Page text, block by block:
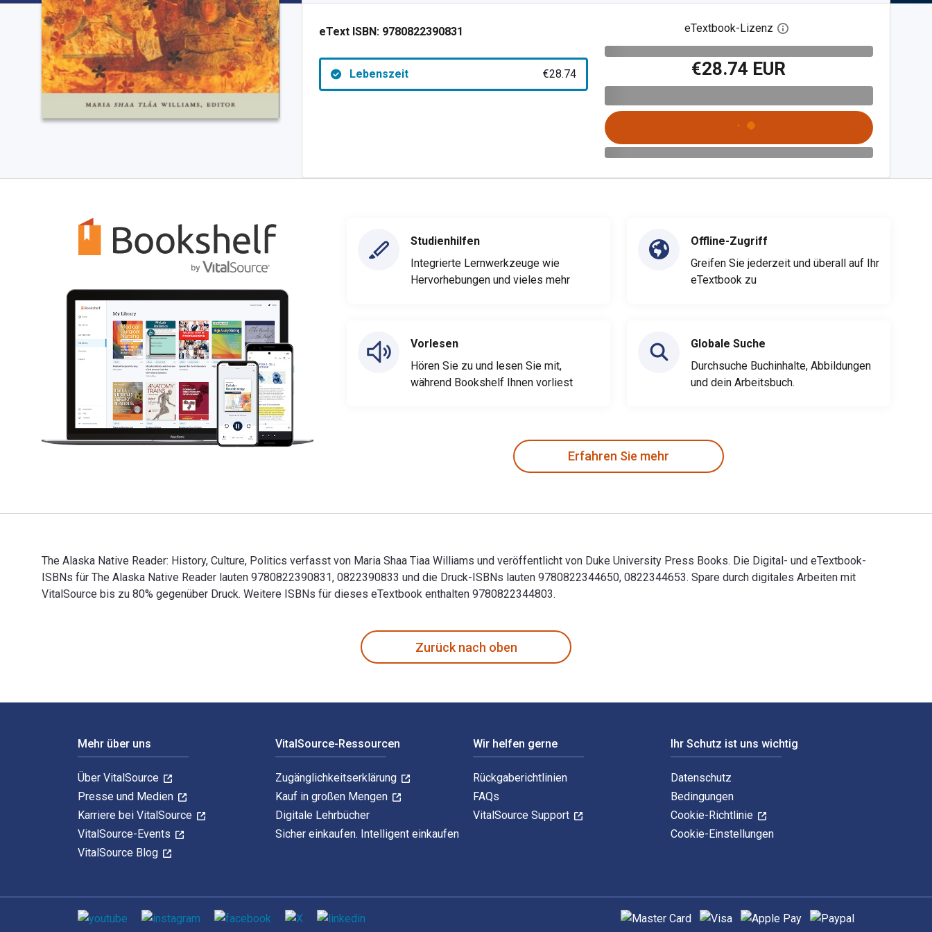
eText ISBN: 9780822390831
Lebenszeit €28.74
eTextbook-Lizenz Digitalen Lizenzdialog öffnen
€28.74 EUR
Studienhilfen
Integrierte Lernwerkzeuge wie
Hervorhebungen und vieles mehr
Vorlesen
Hören Sie zu und lesen Sie mit,
während Bookshelf Ihnen vorliest
Offline-Zugriff
Greifen Sie jederzeit und überall auf Ihr
eTextbook zu
Globale Suche
Durchsuche Buchinhalte, Abbildungen
und dein Arbeitsbuch.
Erfahren Sie mehr
The Alaska Native Reader: History, Culture, Politics verfasst von Maria Shaa Tiaa Williams und veröffentlicht von Duke University Press Books. Die Digital- und eTextbook-
ISBNs für The Alaska Native Reader lauten 9780822390831, 0822390833 und die Druck-ISBNs lauten 9780822344650, 0822344653. Spare durch digitales Arbeiten mit
VitalSource bis zu 80% gegenüber Druck. Weitere ISBNs für dieses eTextbook enthalten 9780822344803.
Zurück nach oben
Mehr über uns
Über VitalSource
Presse und Medien
Karriere bei VitalSource
VitalSource-Events
VitalSource Blog
VitalSource-Ressourcen
Zugänglichkeitserklärung
Kauf in großen Mengen
Digitale Lehrbücher
Sicher einkaufen. Intelligent einkaufen
Wir helfen gerne
Rückgaberichtlinien
FAQs
VitalSource Support
Ihr Schutz ist uns wichtig
Datenschutz
Bedingungen
Cookie-Richtlinie
Cookie-Einstellungen
Sozialen Medien Unterstützte Zahlungsmethoden